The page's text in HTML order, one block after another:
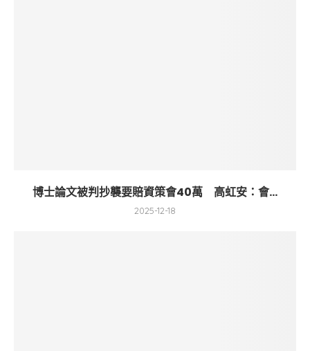
博士論文被判抄襲要賠資策會40萬 高虹安：會...
2025-12-18